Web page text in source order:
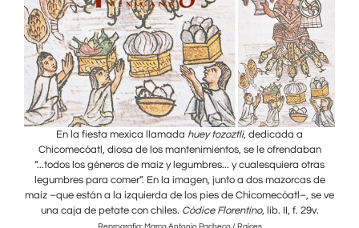
En la fiesta mexica llamada huey tozoztli, dedicada a
Chicomecóatl, diosa de los mantenimientos, se le ofrendaban
“...todos los géneros de maíz y legumbres... y cualesquiera otras
legumbres para comer”. En la imagen, junto a dos mazorcas de
maíz –que están a la izquierda de los pies de Chicomecóatl–, se ve
una caja de petate con chiles. Códice Florentino, lib. II, f. 29v.
Reprografía: Marco Antonio Pacheco / Raíces